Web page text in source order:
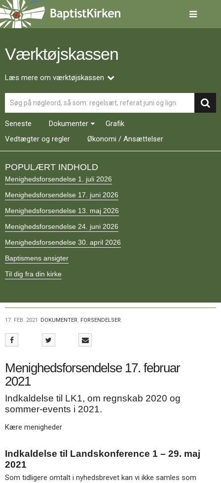
Spring
menu
over
tilbage
forsiden
1.0:
Forside
3.0:
Kalender
4.0:
Inspiration
5.0:
Værktøjskassen
7.0:
Om
BaptistKirken
8.0:
Kontakt
9.0:
Forside
10.0:
Nyheder
11.0:
Kalender
Inspiration
13.0:
Værktøjskassen
14.0:
Mission
BaptistKirken
Næste
24.
februar
indlæg:
Menighedsforsendelse
10.
februar
2021
Værktøjskassen
Læs mere om værktøjskassen
Seneste Dokumenter
Grafik
Vedtægter og regler
Økonomi / Ansættelser
POPULÆRT INDHOLD
Menighedsforsendelse 1. juli 2026
Menighedsforsendelse 17. juni 2026
Menighedsforsendelse 13. maj 2026
Menighedsforsendelse 24. juni 2026
Menighedsforsendelse 30. april 2026
Baptismens ansigter
Til dig fra din kirke
17. FEB. 2021 DOKUMENTER, FORSENDELSER
Menighedsforsendelse 17. februar
2021
Indkaldelse til LK1, om regnskab 2020 og
sommer-events i 2021.
Kære menigheder
Indkaldelse til Landskonference 1 – 29. maj
2021
Som tidligere omtalt i nyhedsbrevet kan vi ikke samles som